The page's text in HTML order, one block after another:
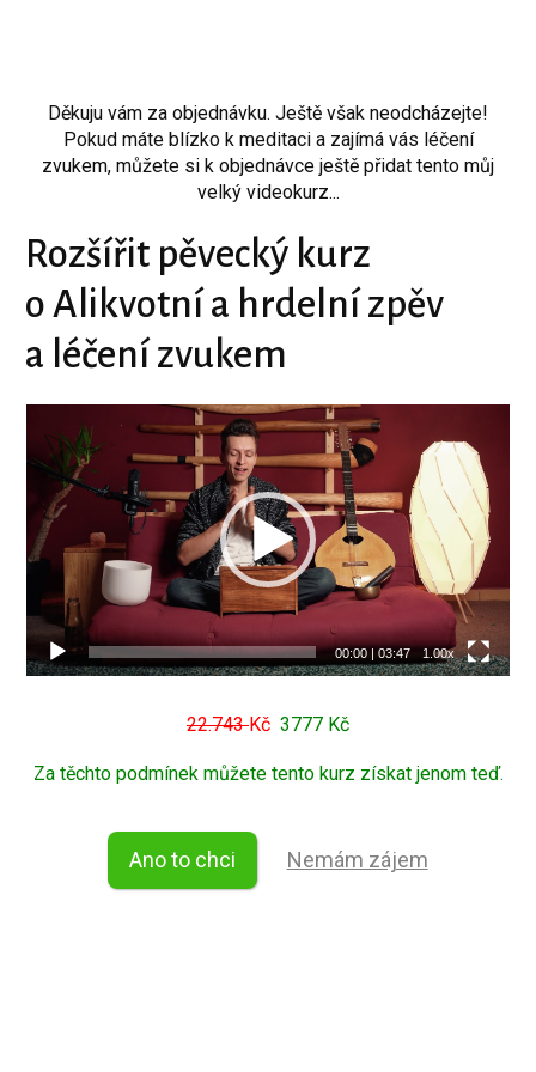
Děkuju vám za objednávku. Ještě však neodcházejte!
Pokud máte blízko k meditaci a zajímá vás léčení
zvukem, můžete si k objednávce ještě přidat tento můj
velký videokurz...
Rozšířit pěvecký kurz
o Alikvotní a hrdelní zpěv
a léčení zvukem
přehrávač
00:00| 03:47 1.00x
22.743Kč 3777 Kč
Za těchto podmínek můžete tento kurz získat jenom teď.
Ano to chci Nemám zájem